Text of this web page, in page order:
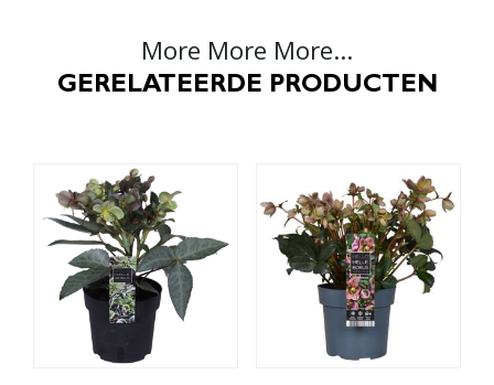
More More More...
GERELATEERDE PRODUCTEN